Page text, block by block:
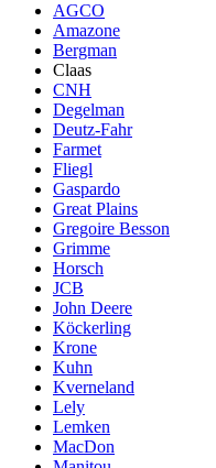
AGCO
Amazone
Bergman
Claas
CNH
Degelman
Deutz-Fahr
Farmet
Fliegl
Gaspardo
Great Plains
Gregoire Besson
Grimme
Horsch
JCB
John Deere
Köckerling
Krone
Kuhn
Kverneland
Lely
Lemken
MacDon